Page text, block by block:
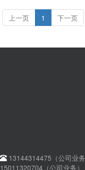
上一页 1 下一页
13144314475（公司业务
15011320704（公司业务